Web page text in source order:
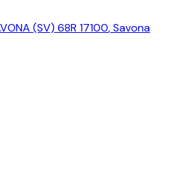
(SV) 68R 17100,Savona